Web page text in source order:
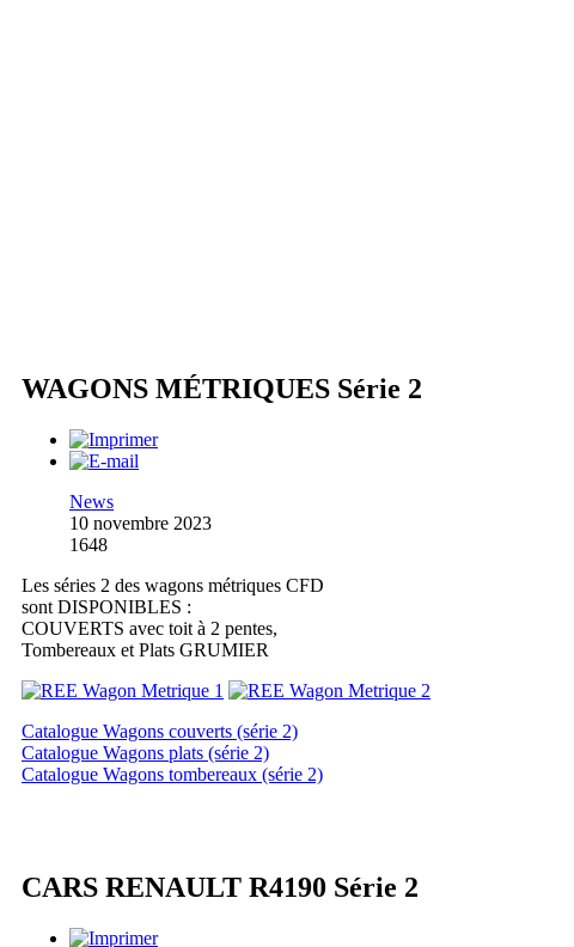
WAGONS MÉTRIQUES Série 2
News
10 novembre 2023
1648
Les séries 2 des wagons métriques CFD
sont DISPONIBLES :
COUVERTS avec toit à 2 pentes,
Tombereaux et Plats GRUMIER
Catalogue Wagons couverts (série 2)
Catalogue Wagons plats (série 2)
Catalogue Wagons tombereaux (série 2)
CARS RENAULT R4190 Série 2